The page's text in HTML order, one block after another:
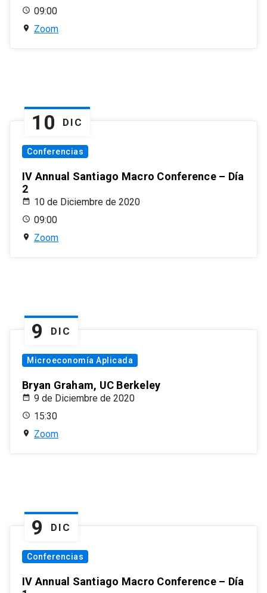
09:00
Zoom
10 DIC
Conferencias
IV Annual Santiago Macro Conference – Día
2
10 de Diciembre de 2020
09:00
Zoom
9 DIC
Microeconomía Aplicada
Bryan Graham, UC Berkeley
9 de Diciembre de 2020
15:30
Zoom
9 DIC
Conferencias
IV Annual Santiago Macro Conference – Día